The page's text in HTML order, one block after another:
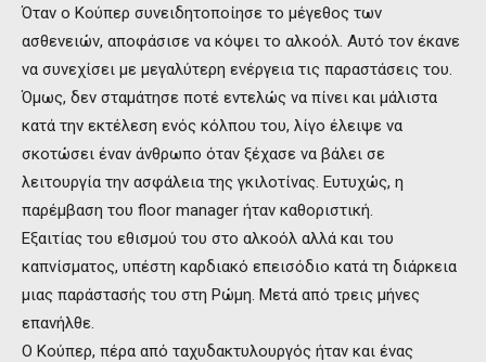
Όταν ο Κούπερ συνειδητοποίησε το μέγεθος των
ασθενειών, αποφάσισε να κόψει το αλκοόλ. Αυτό τον έκανε
να συνεχίσει με μεγαλύτερη ενέργεια τις παραστάσεις του.
Όμως, δεν σταμάτησε ποτέ εντελώς να πίνει και μάλιστα
κατά την εκτέλεση ενός κόλπου του, λίγο έλειψε να
σκοτώσει έναν άνθρωπο όταν ξέχασε να βάλει σε
λειτουργία την ασφάλεια της γκιλοτίνας. Ευτυχώς, η
παρέμβαση του floor manager ήταν καθοριστική.
Εξαιτίας του εθισμού του στο αλκοόλ αλλά και του
καπνίσματος, υπέστη καρδιακό επεισόδιο κατά τη διάρκεια
μιας παράστασής του στη Ρώμη. Μετά από τρεις μήνες
επανήλθε.
Ο Κούπερ, πέρα από ταχυδακτυλουργός ήταν και ένας